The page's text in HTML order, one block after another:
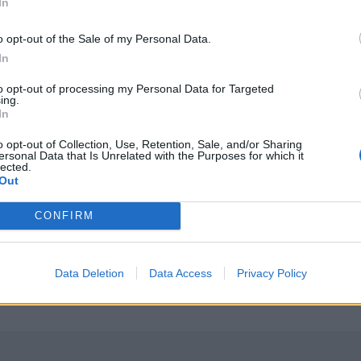
opt-out of the Sale of my Personal Data.
opt-out of processing my Personal Data for Targeted
opt-out of Collection, Use, Retention, Sale, and/or Sharing
Data that Is Unrelated with the Purposes for which it
CONFIRM
Data Deletion Data Access Privacy Policy
ΕΊΔΗΣΗ
- Είναι διαρθρωτικό πρόβλημα που πλήττει τον
είναι πια συγκυριακές - Είναι διαρθρωτικό πρόβλημα
Τροχαίο στην Ηλεία: Αυτοκίνητο έπεσε σε γκρεμό 30
ΕΛΛAΔΑ 11:30
Τροχαίο στην Ηλεία: Αυτοκίνητο
Τροχαίο στην Ηλεία: Αυτοκίνητο
Βυρού τα ξημερώματα
στο Φαράγγι του Βυρού τα ξημερώματα
Πυρκαγιές: Άμεσα οι μελέτες, μέχρι Δεκέμβρη τα
ΕΛΛAΔΑ 10:18
Πυρκαγιές: Άμεσα οι μελέτες,
μέχρι Δεκέμβρη τα